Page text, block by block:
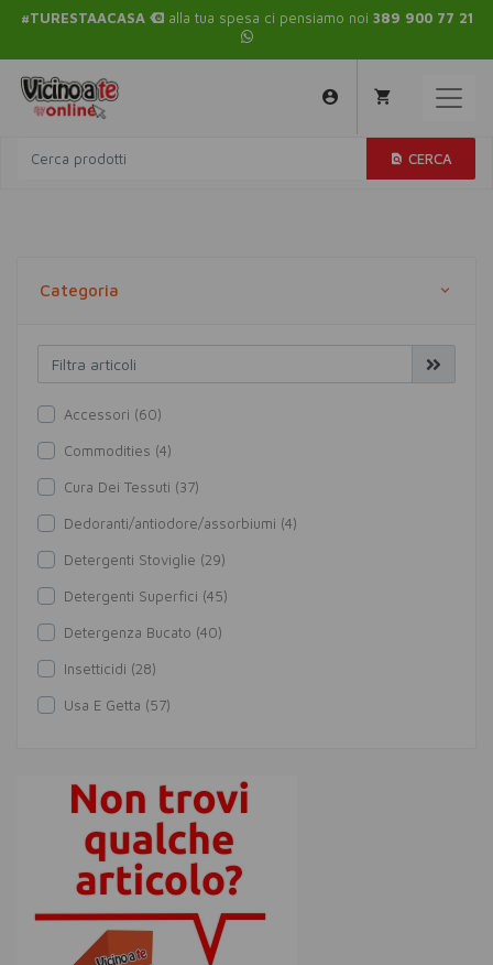
#TURESTAACASA alla tua spesa ci pensiamo noi 389 900 77 21
CERCA
Categoria
Accessori (60)
Commodities (4)
Cura Dei Tessuti (37)
Dedoranti/antiodore/assorbiumi (4)
Detergenti Stoviglie (29)
Detergenti Superfici (45)
Detergenza Bucato (40)
Insetticidi (28)
Usa E Getta (57)